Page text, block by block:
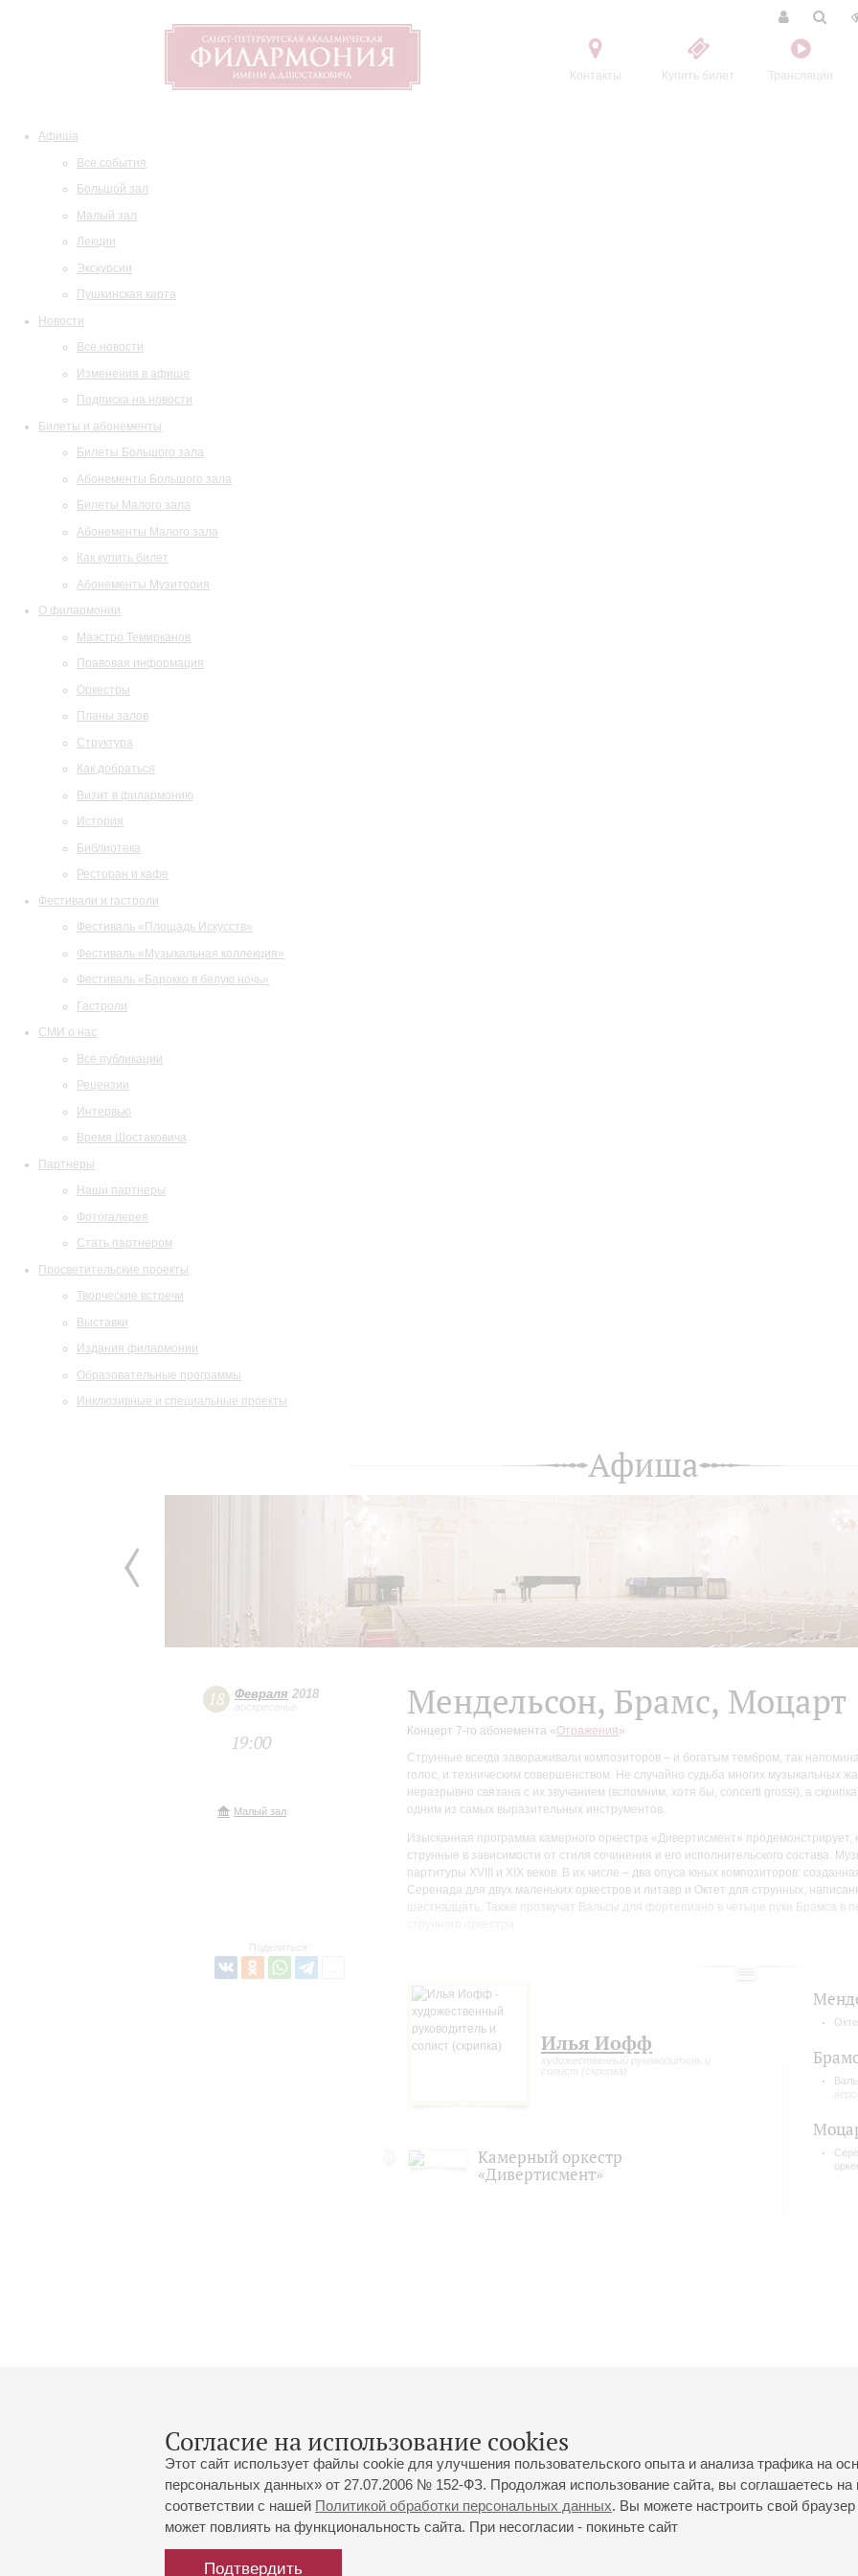
Контакты Купить билет Трансляции
Афиша
Все события
Большой зал
Малый зал
Лекции
Экскурсии
Пушкинская карта
Новости
Все новости
Изменения в афише
Подписка на новости
Билеты и абонементы
Билеты Большого зала
Абонементы Большого зала
Билеты Малого зала
Абонементы Малого зала
Как купить билет
Абонементы Музитория
О филармонии
Маэстро Темирканов
Правовая информация
Оркестры
Планы залов
Структура
Как добраться
Визит в филармонию
История
Библиотека
Ресторан и кафе
Фестивали и гастроли
Фестиваль «Площадь Искусств»
Фестиваль «Музыкальная коллекция»
Фестиваль «Барокко в белую ночь»
Гастроли
СМИ о нас
Все публикации
Рецензии
Интервью
Время Шостаковича
Партнеры
Наши партнеры
Фотогалерея
Стать партнером
Просветительские проекты
Творческие встречи
Выставки
Издания филармонии
Образовательные программы
Инклюзивные и специальные проекты
Согласие на использование cookies
Этот сайт использует файлы cookie для улучшения пользовательского опыта и анализа трафика на
персональных данных» от 27.07.2006 № 152-ФЗ. Продолжая использование сайта, вы соглашаетесь
соответствии с нашей Политикой обработки персональных данных. Вы можете настроить свой
может повлиять на функциональность сайта. При несогласии - покиньте сайт
Подтвердить
Афиша
18 Февраля 2018
воскресенье
19:00
Малый зал
Поделиться:
Мендельсон, Брамс, Моцарт
Концерт 7-го абонемента «Отражения»
Струнные всегда завораживали композиторов – и богатым тембром, так
голос, и техническим совершенством. Не случайно судьба многих музыкальных
неразрывно связана с их звучанием (вспомним, хотя бы, concerti grossi), а
одним из самых выразительных инструментов.
Изысканная программа камерного оркестра «Дивертисмент» продемонстрирует,
струнные в зависимости от стиля сочинения и его исполнительского состава.
партитуры XVIII и XIX веков. В их числе – два опуса юных композиторов:
Серенада для двух маленьких оркестров и литавр и Октет для струнных,
шестнадцать. Также прозвучат Вальсы для фортепиано в четыре руки Брамса в
Илья Иофф
художественный руководитель и
солист (скрипка)
Камерный оркестр
«Дивертисмент»
Большой зал:
191186, Санкт-Петербург, Михайловская ул., 2
Малый зал: 191011, Санкт-Петербург, Невский пр., 30
Часы работы кассы Большого зала: с 11:00 до 20:30